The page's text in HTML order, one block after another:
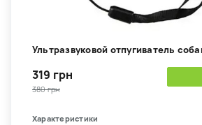
Ультразвуковой отпугиватель
319 грн
380 грн
Характеристики